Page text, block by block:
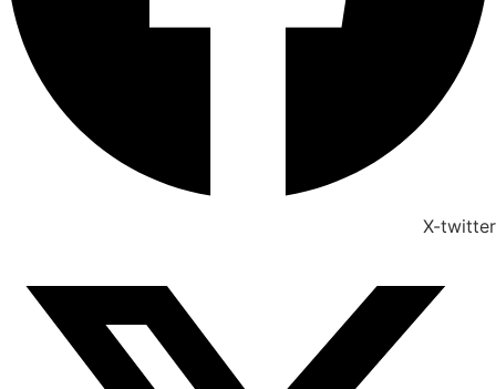
X-twitter